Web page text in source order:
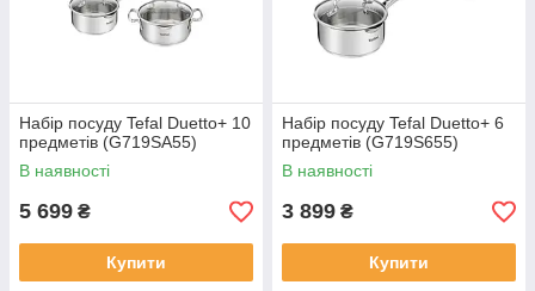
Набір посуду Tefal Duetto+ 10
предметів (G719SA55)
В наявності
5 699 ₴
Купити
Набір посуду Tefal Duetto+ 6
предметів (G719S655)
В наявності
3 899 ₴
Купити